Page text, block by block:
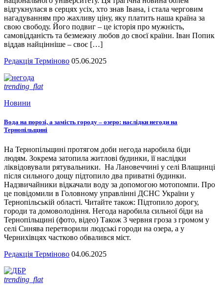
відгукнулася в серцях усіх, хто знав Івана, і стала черговим
нагадуванням про жахливу ціну, яку платить наша країна за
свою свободу. Його подвиг – це історія про мужність,
самовідданість та безмежну любов до своєї країни. Іван Попик
віддав найцінніше – своє […]
Редакція Терміново 05.06.2025
trending_flat
Новини
Вода на порозі, а замість городу – озеро: наслідки негоди на
Тернопільщині
На Тернопільщині протягом доби негода наробила біди
людям. Зокрема затопила житлові будинки, її наслідки
ліквідовували рятувальники. На Лановеччині у селі Влащинці
після сильного дощу підтопило два приватні будинки.
Надзвичайники відкачали воду за допомогою мотопомпи. Про
це повідомили в Головному управлінні ДСНС України у
Тернопільській області. Читайте також: Підтопило дорогу,
городи та домоволодіння. Негода наробила сильної біди на
Тернопільщині (фото, відео) Також 3 червня гроза з громом у
селі Синява перетворили людські городи на озера, а у
Чернихівцях частково обвалився міст.
Редакція Терміново 04.06.2025
trending_flat